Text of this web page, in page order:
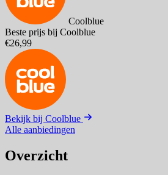
Coolblue
Beste prijs bij Coolblue
€26,99
Bekijk bij Coolblue
Alle aanbiedingen
Overzicht